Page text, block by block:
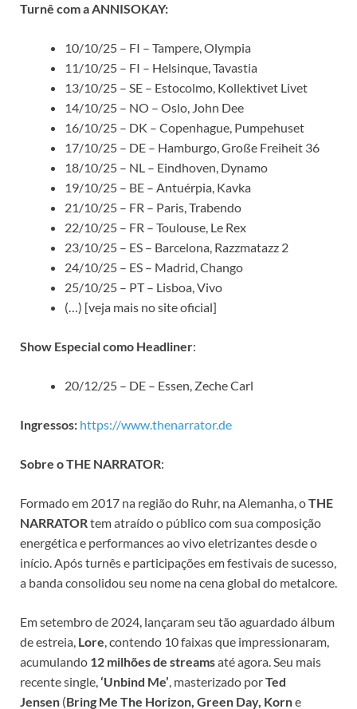
Turnê com a ANNISOKAY:
10/10/25 – FI – Tampere, Olympia
11/10/25 – FI – Helsinque, Tavastia
13/10/25 – SE – Estocolmo, Kollektivet Livet
14/10/25 – NO – Oslo, John Dee
16/10/25 – DK – Copenhague, Pumpehuset
17/10/25 – DE – Hamburgo, Große Freiheit 36
18/10/25 – NL – Eindhoven, Dynamo
19/10/25 – BE – Antuérpia, Kavka
21/10/25 – FR – Paris, Trabendo
22/10/25 – FR – Toulouse, Le Rex
23/10/25 – ES – Barcelona, Razzmatazz 2
24/10/25 – ES – Madrid, Chango
25/10/25 – PT – Lisboa, Vivo
(…) [veja mais no site oficial]
Show Especial como Headliner:
20/12/25 – DE – Essen, Zeche Carl
Ingressos: https://www.thenarrator.de
Sobre o THE NARRATOR:
Formado em 2017 na região do Ruhr, na Alemanha, oTHE
NARRATORtem atraído o público com sua composição
energética e performances ao vivo eletrizantes desde o
início. Após turnês e participações em festivais de sucesso,
a banda consolidou seu nome na cena global do metalcore.
Em setembro de 2024, lançaram seu tão aguardado álbum
de estreia, Lore, contendo 10 faixas que impressionaram,
acumulando 12 milhões de streamsaté agora. Seu mais
recente single,‘Unbind Me’, masterizado porTed
Jensen (Bring Me The Horizon, Green Day, Korne